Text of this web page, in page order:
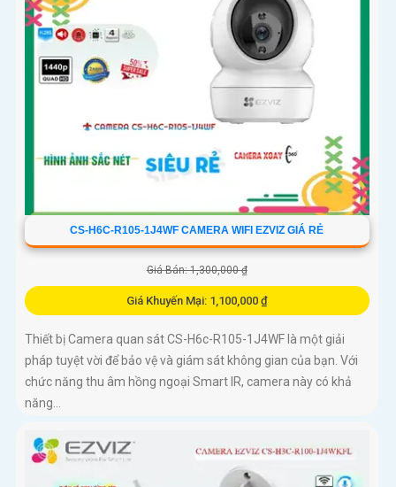
CS-H6C-R105-1J4WF CAMERA WIFI EZVIZ GIÁ RẺ
Giá Bán: 1,300,000 ₫
Giá Khuyến Mại: 1,100,000 ₫
Thiết bị Camera quan sát CS-H6c-R105-1J4WF là một giải
pháp tuyệt vời để bảo vệ và giám sát không gian của bạn. Với
chức năng thu âm hồng ngoại Smart IR, camera này có khả
năng...